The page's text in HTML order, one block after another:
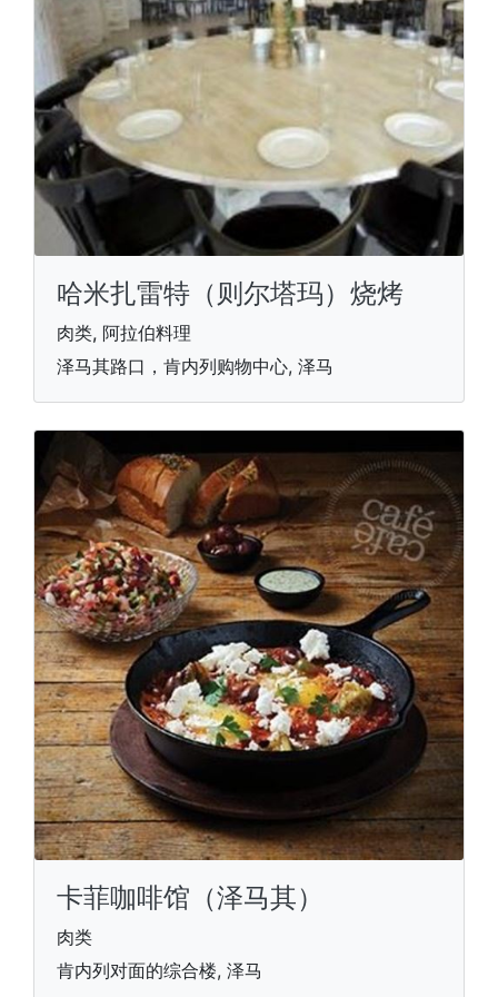
哈米扎雷特（则尔塔玛）烧烤
肉类, 阿拉伯料理
泽马其路口，肯内列购物中心, 泽马
卡菲咖啡馆（泽马其）
肉类
肯内列对面的综合楼, 泽马